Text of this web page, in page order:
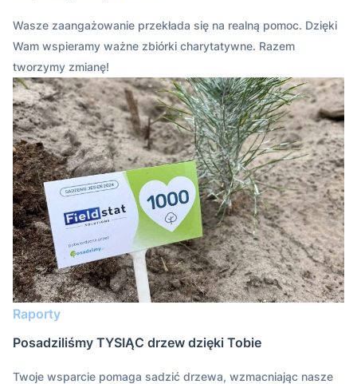
Wasze zaangażowanie przekłada się na realną pomoc. Dzięki
Wam wspieramy ważne zbiórki charytatywne. Razem
tworzymy zmianę!
Raporty
Posadziliśmy TYSIĄC drzew dzięki Tobie
Twoje wsparcie pomaga sadzić drzewa, wzmacniając nasze